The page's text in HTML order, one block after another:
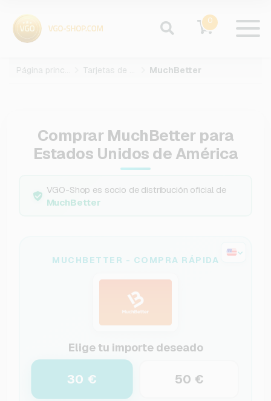
0
Página principal Tarjetas de pago MuchBetter
Comprar MuchBetter para
Estados Unidos de América
VGO-Shop es socio de distribución oficial de
MuchBetter
MUCHBETTER - COMPRA RÁPIDA
Elige tu importe deseado
30 € 50 €